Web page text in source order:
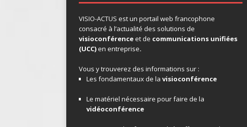
VISIO-ACTUS est un portail web francophone
consacré à l’actualité des solutions de
visioconférenceet de communications unifiées
(UCC)en entreprise.
Vous y trouverez des informations sur :
Les fondamentaux de la visioconférence
Le matériel nécessaire pour faire de la
vidéoconférence